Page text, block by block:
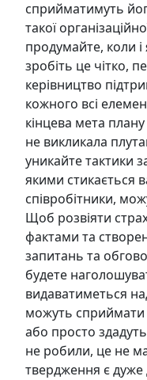
сприйматимуть
такої
продумайте, коли і
зробіть це чітко,
керівництво
кожного всі
кінцева мета
не викликала
уникайте тактики
якими стикається
співробітники,
Щоб розвіяти
фактами та
запитань та
будете
видаватиметься
можуть сприймати
або просто
не робили, це не
твердження є дуже